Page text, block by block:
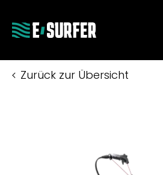
Zurück zur Übersicht